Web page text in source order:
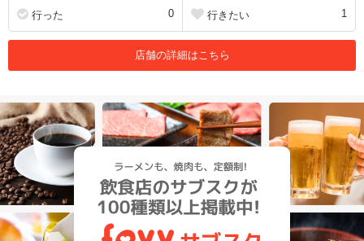
行った 0 行きたい 1
店舗の詳細はこちら